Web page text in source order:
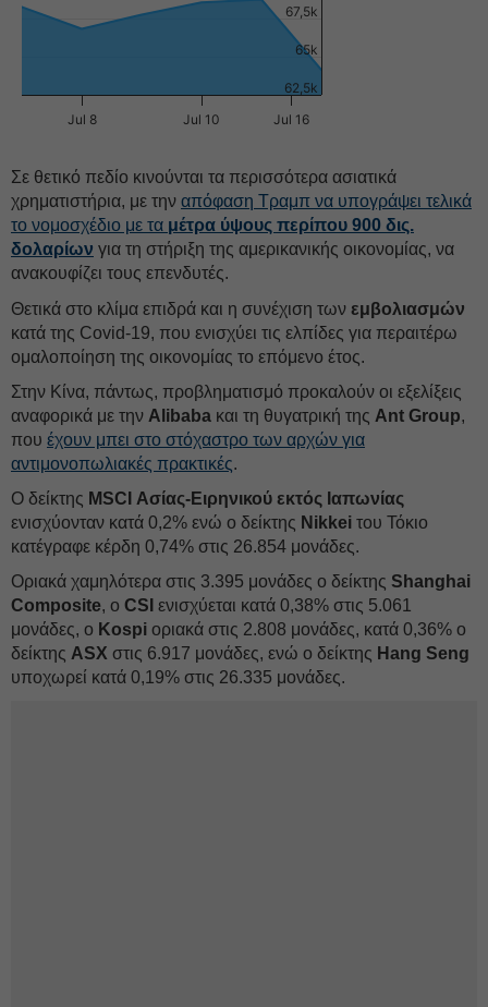
Jul 8 Jul 10 Jul 16
62,5k
65k
67,5k
Σε θετικό πεδίο κινούνται τα περισσότερα ασιατικά
χρηματιστήρια, με την απόφαση Τραμπ να υπογράψει τελικά
το νομοσχέδιο με τα μέτρα ύψους περίπου 900 δις.
δολαρίων για τη στήριξη της αμερικανικής οικονομίας, να
ανακουφίζει τους επενδυτές.
Θετικά στο κλίμα επιδρά και η συνέχιση των εμβολιασμών
κατά της Covid-19, που ενισχύει τις ελπίδες για περαιτέρω
ομαλοποίηση της οικονομίας το επόμενο έτος.
Στην Κίνα, πάντως, προβληματισμό προκαλούν οι εξελίξεις
αναφορικά με την Alibaba και τη θυγατρική της Ant Group,
που έχουν μπει στο στόχαστρο των αρχών για
αντιμονοπωλιακές πρακτικές.
Ο δείκτης MSCI Ασίας-Ειρηνικού εκτός Ιαπωνίας
ενισχύονταν κατά 0,2% ενώ ο δείκτης Nikkei του Τόκιο
κατέγραφε κέρδη 0,74% στις 26.854 μονάδες.
Οριακά χαμηλότερα στις 3.395 μονάδες ο δείκτης Shanghai
Composite, ο CSI ενισχύεται κατά 0,38% στις 5.061
μονάδες, ο Kospi οριακά στις 2.808 μονάδες, κατά 0,36% ο
δείκτης ASX στις 6.917 μονάδες, ενώ ο δείκτης Hang Seng
υποχωρεί κατά 0,19% στις 26.335 μονάδες.